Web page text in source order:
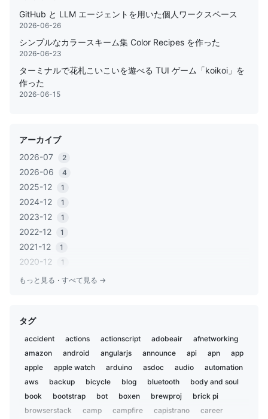
GitHub と LLM エージェントを用いた個人ワークスペース
2026-06-26
シンプルなカラースキーム集 Color Recipes を作った
2026-06-23
ターミナルで花札こいこいを遊べる TUI ゲーム「koikoi」を
作った
2026-06-15
アーカイブ
2026-07
2
2026-06 4
2025-12 1
2024-12 1
2023-12 1
2022-12 1
2021-12 1
2020-12 1
2020-06 1
2019-11
2019-02
2019-01 1
2018-12 2
2018-07 3
2018-02 1
2018-01 1
もっと見る · すべて見る →
タグ
accident actions actionscript adobeair
afnetworking
amazon
android angularjs announce api apn
app
apple
apple watch arduino asdoc audio
automation
aws
backup bicycle blog bluetooth
body and soul
book
bootstrap bot boxen brewproj
brick pi
browserstack
camp campfire capistrano career